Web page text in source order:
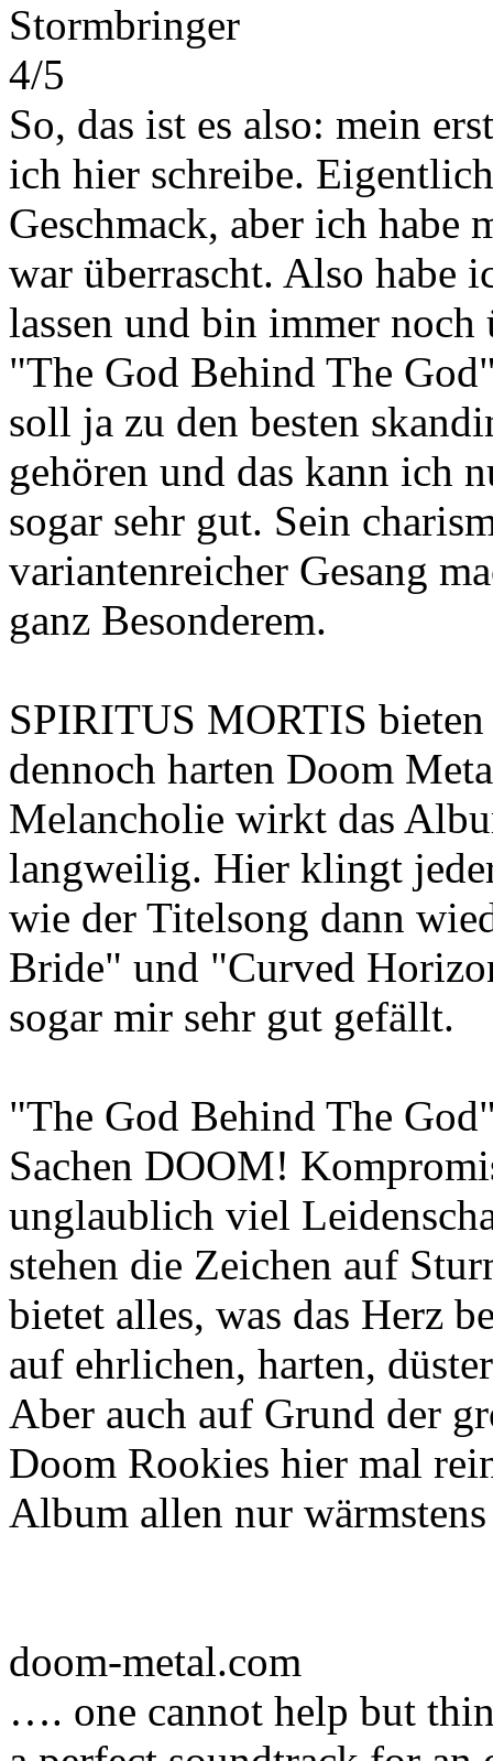
Stormbringer
4/5
So, das ist es also: mein
ich hier schreibe.
Geschmack, aber ich habe
war überrascht. Also habe
lassen und bin immer
"The God Behind The
soll ja zu den besten
gehören und das kann ich
sogar sehr gut. Sein
variantenreicher Gesang
ganz Besonderem.
SPIRITUS MORTIS bieten
dennoch harten Doom
Melancholie wirkt das
langweilig. Hier klingt
wie der Titelsong dann
Bride" und "Curved
sogar mir sehr gut gefällt.
"The God Behind The
Sachen DOOM!
unglaublich viel
stehen die Zeichen auf
bietet alles, was das Herz
auf ehrlichen, harten,
Aber auch auf Grund der
Doom Rookies hier mal
Album allen nur
doom-metal.com
…. one cannot help but